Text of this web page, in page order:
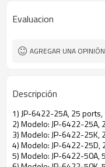
Evaluacion
AGREGAR UNA OPINIÓN
Descripción
1) JP-6422-25A, 25 ports,
2) Modelo: JP-6422-25A,
3) Modelo: JP-6422-25K,
4) Modelo: JP-6422-25D,
5) Modelo: JP-6422-50A,